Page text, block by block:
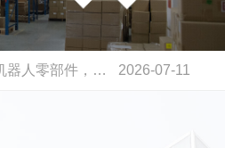
恩创科技-铝合金压铸开模成本高不高？量产性价比到底值不值？
2026-07-23
2026-07-17
恩创科技-密压铸机器人零部件，赋能智能制造升级
2026-07-11